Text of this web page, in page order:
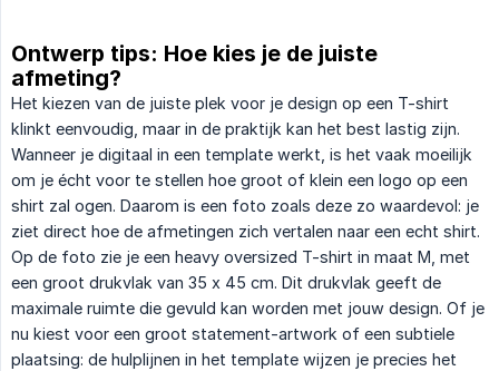
Ontwerp tips: Hoe kies je de juiste
afmeting?
Het kiezen van de juiste plek voor je design op een T-shirt
klinkt eenvoudig, maar in de praktijk kan het best lastig zijn.
Wanneer je digitaal in een template werkt, is het vaak moeilijk
om je écht voor te stellen hoe groot of klein een logo op een
shirt zal ogen. Daarom is een foto zoals deze zo waardevol: je
ziet direct hoe de afmetingen zich vertalen naar een echt shirt.
Op de foto zie je een heavy oversized T-shirt in maat M, met
een groot drukvlak van 35 x 45 cm. Dit drukvlak geeft de
maximale ruimte die gevuld kan worden met jouw design. Of je
nu kiest voor een groot statement-artwork of een subtiele
plaatsing: de hulplijnen in het template wijzen je precies het